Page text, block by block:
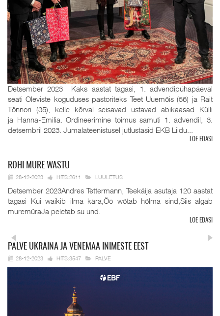
Detsember 2023 Kaks aastat tagasi, 1. advendipühapäeval
seati Oleviste koguduses pastoriteks Teet Uuemõis (56) ja Rait
Tõnnori (35), kelle kõrval seisavad ustavad abikaasad Külli
ja Hanna-Emilia. Ordineerimine toimus samuti 1. advendil, 3.
detsembril 2023. Jumalateenistusel jutlustasid EKB Liidu...
LOE EDASI
ROHI MURE WASTU
28-12-2023 HITS:2611 LUULETUS
Detsember 2023Andres Tettermann, Teekäija asutaja 120 aastat
tagasi Kui waikib ilma kära,Öö wõtab hõlma sind,Siis algab
muremüraJa peletab su und.
LOE EDASI
PALVE UKRAINA JA VENEMAA INIMESTE EEST
28-12-2023 HITS:3547 PALVE